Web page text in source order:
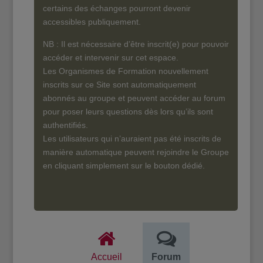
certains des échanges pourront devenir
accessibles publiquement.
NB : Il est nécessaire d’être inscrit(e) pour pouvoir
accéder et intervenir sur cet espace.
Les Organismes de Formation nouvellement
inscrits sur ce Site sont automatiquement
abonnés au groupe et peuvent accéder au forum
pour poser leurs questions dès lors qu’ils sont
authentifiés.
Les utilisateurs qui n’auraient pas été inscrits de
manière automatique peuvent rejoindre le Groupe
en cliquant simplement sur le bouton dédié.
Accueil Forum